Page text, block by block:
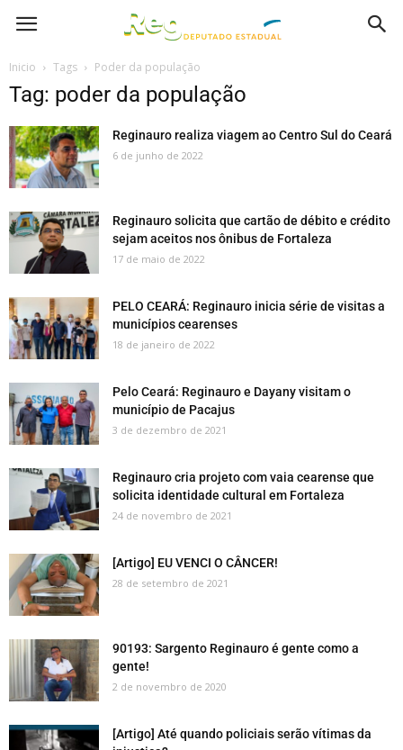
Inicio Tags Poder da população
Tag: poder da população
Reginauro realiza viagem ao Centro Sul do Ceará
6 de junho de 2022
Reginauro solicita que cartão de débito e crédito
sejam aceitos nos ônibus de Fortaleza
17 de maio de 2022
PELO CEARÁ: Reginauro inicia série de visitas a
municípios cearenses
18 de janeiro de 2022
Pelo Ceará: Reginauro e Dayany visitam o
município de Pacajus
3 de dezembro de 2021
Reginauro cria projeto com vaia cearense que
solicita identidade cultural em Fortaleza
24 de novembro de 2021
[Artigo] EU VENCI O CÂNCER!
28 de setembro de 2021
90193: Sargento Reginauro é gente como a
gente!
2 de novembro de 2020
[Artigo] Até quando policiais serão vítimas da